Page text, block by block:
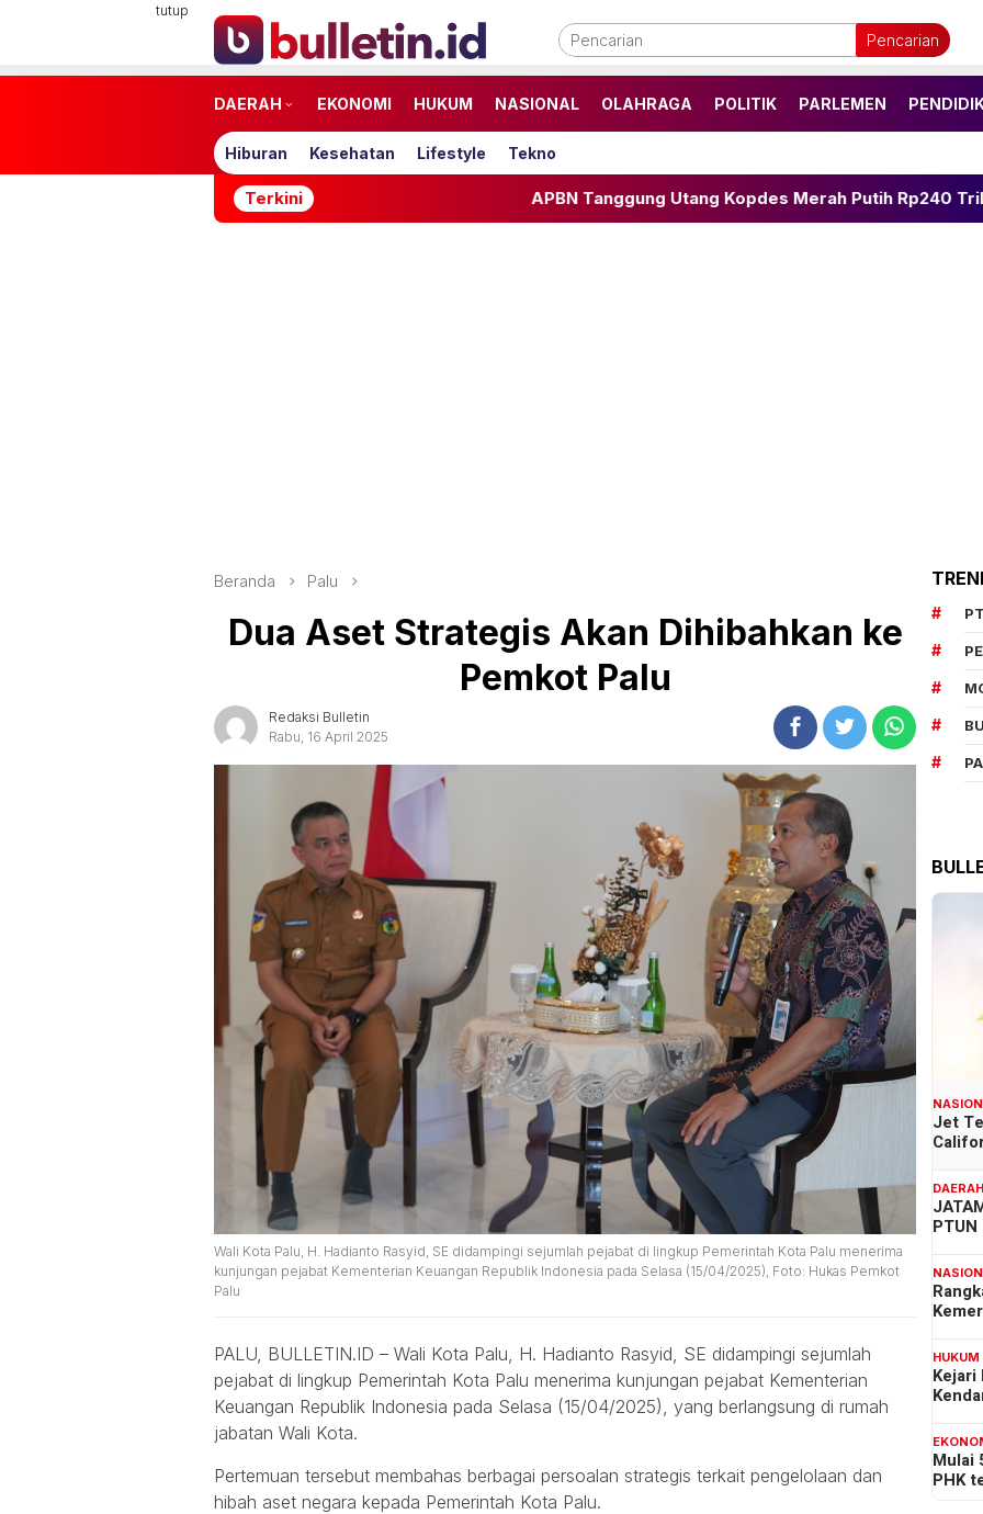
tutup
Pencarian
DAERAH EKONOMI HUKUM NASIONAL OLAHRAGA POLITIK PARLEMEN
Hiburan Kesehatan Lifestyle Tekno
Terkini APBN Tanggung Utang Kopdes Merah Putih Rp240 Triliun
Beranda Palu
Dua Aset Strategis Akan Dihibahkan ke
Pemkot Palu
Redaksi Bulletin
Rabu, 16 April 2025
Wali Kota Palu, H. Hadianto Rasyid, SE didampingi sejumlah pejabat di lingkup Pemerintah Kota Palu menerima
kunjungan pejabat Kementerian Keuangan Republik Indonesia pada Selasa (15/04/2025), Foto: Hukas Pemkot
Palu
PALU, BULLETIN.ID – Wali Kota Palu, H. Hadianto Rasyid, SE didampingi sejumlah
pejabat di lingkup Pemerintah Kota Palu menerima kunjungan pejabat Kementerian
Keuangan Republik Indonesia pada Selasa (15/04/2025), yang berlangsung di rumah
jabatan Wali Kota.
Pertemuan tersebut membahas berbagai persoalan strategis terkait pengelolaan dan
hibah aset negara kepada Pemerintah Kota Palu.
Jet
HUKUM
Kejari
Mulai
PHK